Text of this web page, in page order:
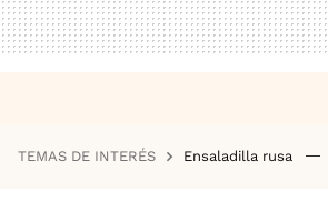
TEMAS DE INTERÉS Ensaladilla rusa